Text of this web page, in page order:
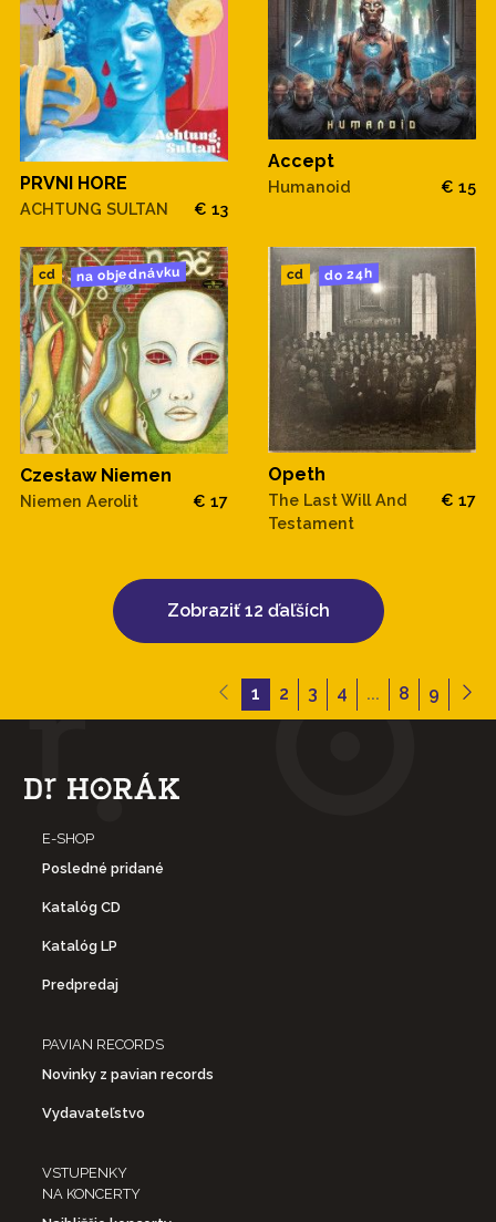
PRVNI HORE
ACHTUNG SULTAN € 13
Accept
Humanoid € 15
cd na objednávku
Czesław Niemen
Niemen Aerolit € 17
cd do 24h
Opeth
The Last Will And
Testament
€ 17
Zobraziť 12 ďaľších
1 2 3 4 ... 8 9
E-SHOP
Posledné pridané
Katalóg CD
Katalóg LP
Predpredaj
PAVIAN RECORDS
Novinky z pavian records
Vydavateľstvo
VSTUPENKY
NA KONCERTY